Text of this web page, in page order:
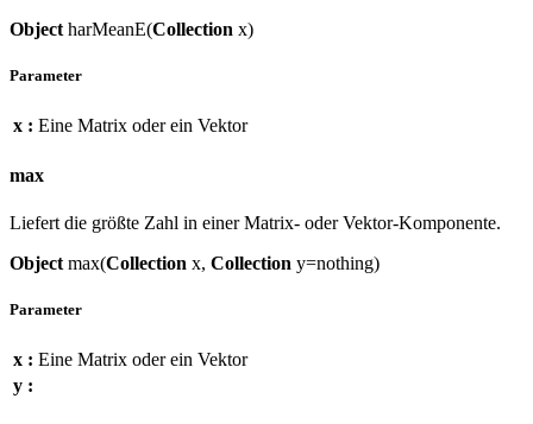
Object harMeanE(Collection x)
Parameter
x : Eine Matrix oder ein Vektor
max
Liefert die größte Zahl in einer Matrix- oder Vektor-Komponente.
Object max(Collection x, Collection y=nothing)
Parameter
x : Eine Matrix oder ein Vektor
y :